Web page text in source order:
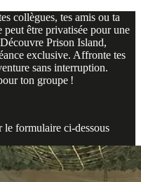
collègues, tes amis ou ta
être privatisée pour une
Prison Island,
exclusive. Affronte tes
sans interruption.
ton groupe !
le formulaire ci-dessous